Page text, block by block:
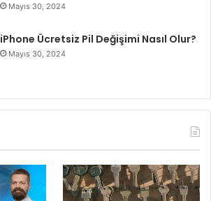
Mayıs 30, 2024
iPhone Ücretsiz Pil Değişimi Nasıl Olur?
Mayıs 30, 2024